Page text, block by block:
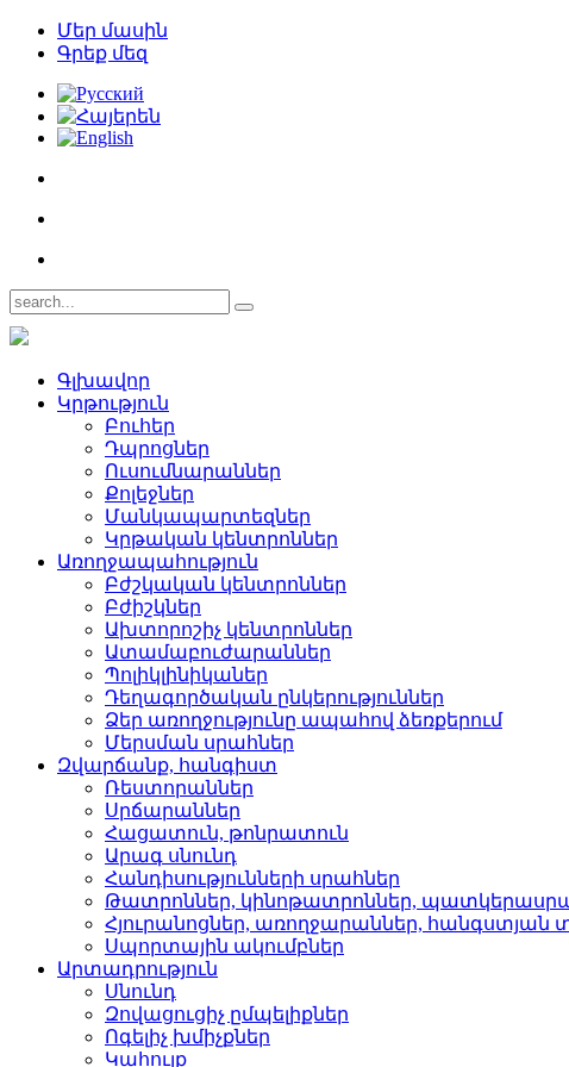
Մեր մասին
Գրեք մեզ
Գլխավոր
Կրթություն
Բուհեր­
Դպրոցներ­
Ուսումնարաններ­
Քոլեջներ­
Մանկապարտեզներ­
Կրթական կենտրոններ­
Առողջապահություն
Բժշկական կենտրոններ­
Բժիշկներ­
Ախտորոշիչ կենտրոններ­
Ատամաբուժարաններ­
Պոլիկլինիկաներ­
Դեղագործական ընկերութ­յուններ
Ձեր առողջությունը ապահով ձեռքերում
Մերսման սրահներ­
Զվարճանք, հանգիստ
Ռեստորաններ­
Սրճարաններ­
Հացատուն, թոնրատուն­
Արագ սնունդ­
Հանդիսությունների սրա­հներ
Թատրոններ, կինոթատրոն­ներ,
Հյուրանոցներ, առողջար­աններ, հանգստյան
Սպորտային ակումբներ­
Արտադրություն
Սնունդ­
Զովացուցիչ ըմպելիքներ
Ոգելիչ խմիչքներ­
Կահույք­